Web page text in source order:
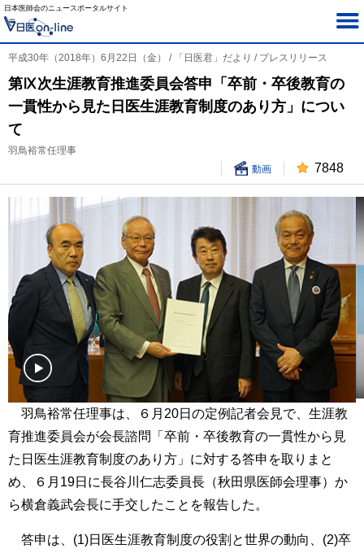
日本医師会のニュースポータルサイト
平成30年（2018年）6月22日（金） / 「日医君」だより / プレスリリース
第Ⅸ次生涯教育推進委員会答申「卒前・卒後教育の
一貫性から見た日医生涯教育制度のあり方」につい
て
羽鳥裕常任理事
動画
7848
羽鳥裕常任理事は、６月20日の定例記者会見で、生涯教
育推進委員会が会長諮問「卒前・卒後教育の一貫性から見
た日医生涯教育制度のあり方」に対する答申を取りまと
め、６月19日に長谷川仁志委員長（秋田県医師会理事）か
ら横倉義武会長に手交したことを報告した。
答申は、(1)日医生涯教育制度の役割と世界の動向、(2)卒